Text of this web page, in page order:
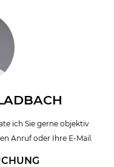
ich Sie gerne objektiv
Anruf oder Ihre E-Mail.